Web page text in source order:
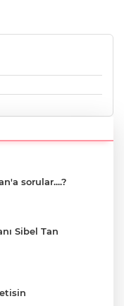
sorular....?
Sibel Tan